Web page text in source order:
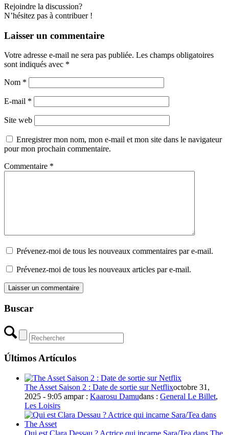
Rejoindre la discussion?
N’hésitez pas à contribuer !
Laisser un commentaire
Votre adresse e-mail ne sera pas publiée. Les champs obligatoires
sont indiqués avec *
Nom *
E-mail *
Site web
Enregistrer mon nom, mon e-mail et mon site dans le navigateur
pour mon prochain commentaire.
Commentaire *
Prévenez-moi de tous les nouveaux commentaires par e-mail.
Prévenez-moi de tous les nouveaux articles par e-mail.
Buscar
Últimos Artículos
The Asset Saison 2 : Date de sortie sur Netflixoctobre 31,
2025 - 9:05 ampar : Kaarosu Damudans : General Le Billet,
Les Loisirs
Qui est Clara Dessau ? Actrice qui incarne Sara/Tea dans The